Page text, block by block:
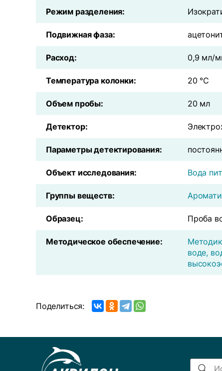
Режим разделения:
Подвижная фаза:
Расход: 0,9 мл/
Температура колонки: 20 °С
Объем пробы: 20 мл
Детектор:
Параметры детектирования:
Объект исследования: Вода
Группы веществ:
Образец: Проба
Методическое обеспечение:
воде,
Поделиться: